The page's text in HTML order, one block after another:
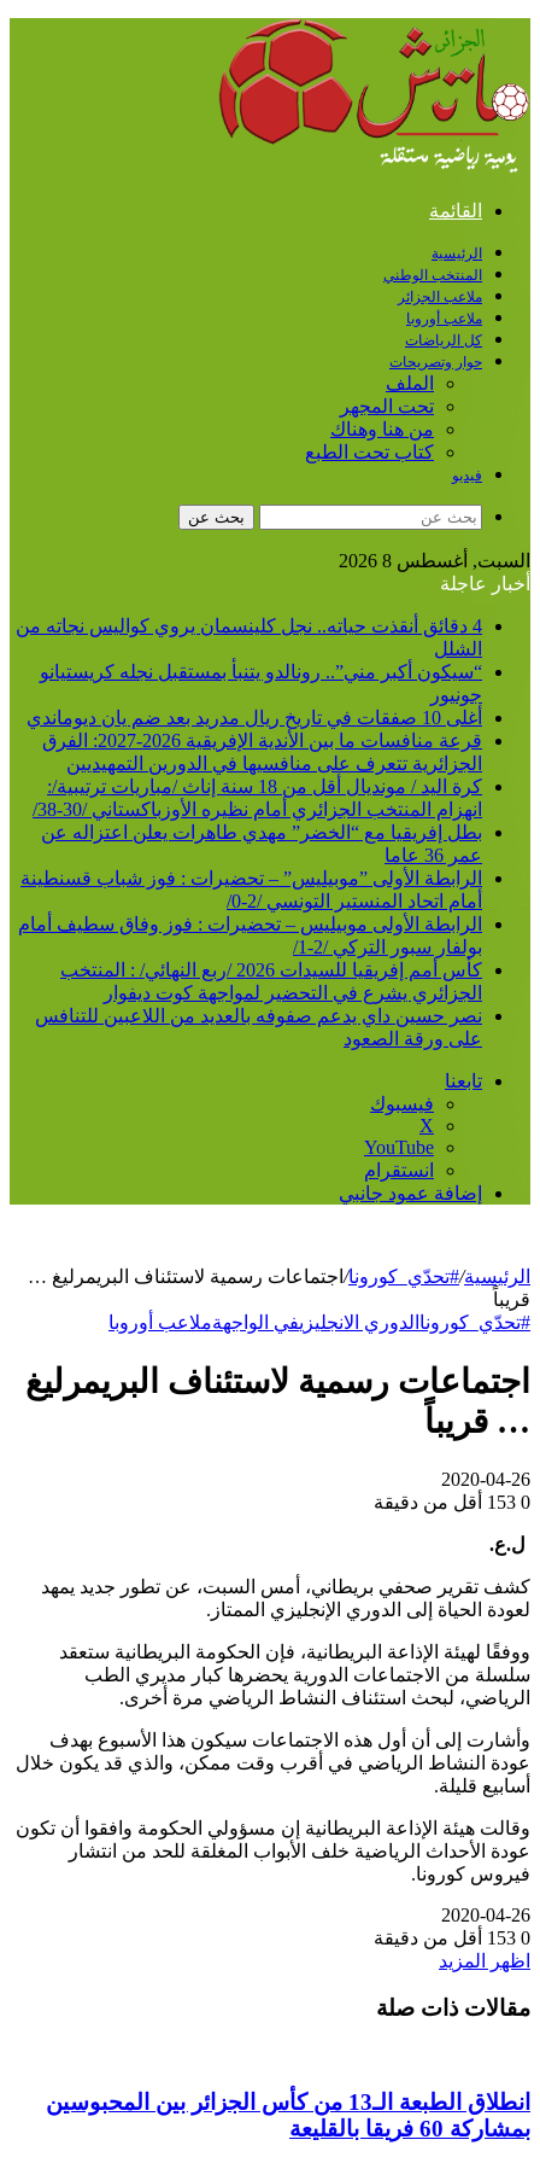
القائمة
الرئيسية
المنتخب الوطني
ملاعب الجزائر
ملاعب أوروبا
كل الرياضات
حوار وتصريحات
الملف
تحت المجهر
من هنا وهناك
كتاب تحت الطبع
فيديو
بحث عن
السبت, أغسطس 8 2026
أخبار عاجلة
4 دقائق أنقذت حياته.. نجل كلينسمان يروي كواليس نجاته من
الشلل
“سيكون أكبر مني”.. رونالدو يتنبأ بمستقبل نجله كريستيانو
جونيور
أغلى 10 صفقات في تاريخ ريال مدريد بعد ضم يان ديوماندي
قرعة منافسات ما بين الأندية الإفريقية 2026-2027: الفرق
الجزائرية تتعرف على منافسيها في الدورين التمهيديين
كرة اليد / مونديال أقل من 18 سنة إناث /مباريات ترتيبية/:
انهزام المنتخب الجزائري أمام نظيره الأوزباكستاني /30-38/
بطل إفريقيا مع “الخضر” مهدي طاهرات يعلن اعتزاله عن
عمر 36 عاما
الرابطة الأولى ”موبيليس” – تحضيرات : فوز شباب قسنطينة
أمام اتحاد المنستير التونسي /2-0/
الرابطة الأولى موبيليس – تحضيرات : فوز وفاق سطيف أمام
بولفار سبور التركي /2-1/
كأس أمم إفريقيا للسيدات 2026 /ربع النهائي/ : المنتخب
الجزائري يشرع في التحضير لمواجهة كوت ديفوار
نصر حسين داي يدعم صفوفه بالعديد من اللاعبين للتنافس
على ورقة الصعود
تابعنا
فيسبوك
‫X
‫YouTube
انستقرام
إضافة عمود جانبي
الرئيسية/#تحدّي_كورونا/ اجتماعات رسمية لاستئناف البريمرليغ …
قريباً
#تحدّي_كورونا الدوري الانجليزيفي الواجهةملاعب أوروبا
اجتماعات رسمية لاستئناف البريمرليغ
… قريباً
2020-04-26
0
أقل من دقيقة
ل.ع.
كشف تقرير صحفي بريطاني، أمس السبت، عن تطور جديد يمهد
لعودة الحياة إلى الدوري الإنجليزي الممتاز.
ووفقًا لهيئة الإذاعة البريطانية، فإن الحكومة البريطانية ستعقد
سلسلة من الاجتماعات الدورية يحضرها كبار مديري الطب
الرياضي، لبحث استئناف النشاط الرياضي مرة أخرى.
وأشارت إلى أن أول هذه الاجتماعات سيكون هذا الأسبوع بهدف
عودة النشاط الرياضي في أقرب وقت ممكن، والذي قد يكون خلال
أسابيع قليلة.
وقالت هيئة الإذاعة البريطانية إن مسؤولي الحكومة وافقوا أن تكون
عودة الأحداث الرياضية خلف الأبواب المغلقة للحد من انتشار
فيروس كورونا.
2020-04-26
0
أقل من دقيقة
اظهر المزيد
مقالات ذات صلة
انطلاق الطبعة الـ13 من كأس الجزائر بين المحبوسين
بمشاركة 60 فريقا بالقليعة